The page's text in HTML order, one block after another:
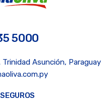
5000
Asunción, Paraguay